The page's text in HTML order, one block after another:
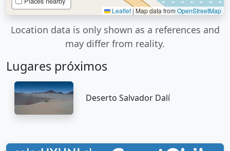
Leaflet |Map data from OpenStreetMap
Location data is only shown as a references and
may differ from reality.
Lugares próximos
Deserto Salvador Dalí